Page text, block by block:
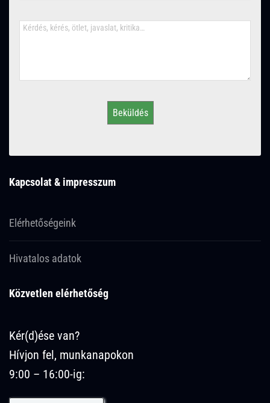
Beküldés
Kapcsolat & impresszum
Elérhetőségeink
Hivatalos adatok
Közvetlen elérhetőség
Kér(d)ése van?
Hívjon fel, munkanapokon
9:00 – 16:00-ig: